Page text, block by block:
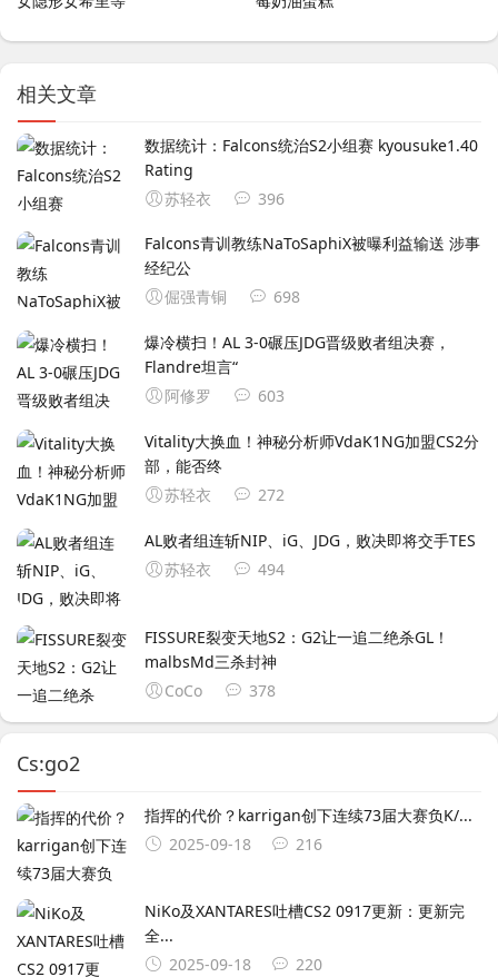
相关文章
数据统计：Falcons统治S2小组赛 kyousuke1.40
Rating
苏轻衣
396
Falcons青训教练NaToSaphiX被曝利益输送 涉事
经纪公
倔强青铜
698
爆冷横扫！AL 3-0碾压JDG晋级败者组决赛，
Flandre坦言“
阿修罗
603
Vitality大换血！神秘分析师VdaK1NG加盟CS2分
部，能否终
苏轻衣
272
AL败者组连斩NIP、iG、JDG，败决即将交手TES
苏轻衣
494
FISSURE裂变天地S2：G2让一追二绝杀GL！
malbsMd三杀封神
CoCo
378
Cs:go2
指挥的代价？karrigan创下连续73届大赛负K/...
2025-09-18
216
NiKo及XANTARES吐槽CS2 0917更新：更新完
全...
2025-09-18
220